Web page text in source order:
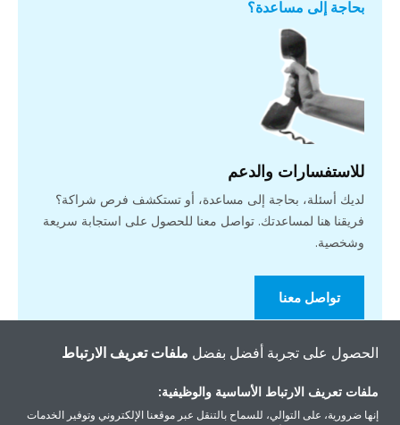
بحاجة إلى مساعدة؟
للاستفسارات والدعم
لديك أسئلة، بحاجة إلى مساعدة، أو تستكشف فرص شراكة؟
فريقنا هنا لمساعدتك. تواصل معنا للحصول على استجابة سريعة
وشخصية.
تواصل معنا
الحصول على تجربة أفضل بفضل ملفات تعريف الارتباط
ملفات تعريف الارتباط الأساسية والوظيفية:
إنها ضرورية، على التوالي، للسماح بالتنقل عبر موقعنا الإلكتروني وتوفير الخدمات